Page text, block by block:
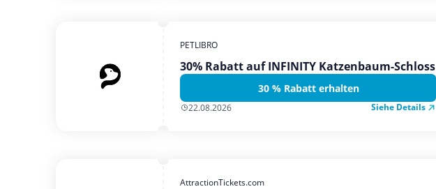
PETLIBRO
30% Rabatt auf INFINITY Katzenbaum-Schloss
30 % Rabatt erhalten
22.08.2026 Siehe Details
AttractionTickets.com